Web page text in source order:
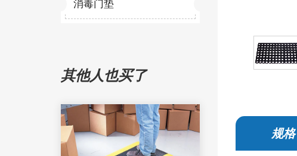
规格
消毒门垫
其他人也买了